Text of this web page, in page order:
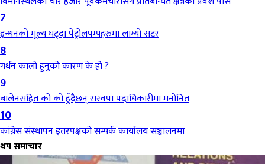
7
इन्धनको मूल्य घट्दा पेट्रोलपम्पहरुमा लाग्यो सटर
8
गर्धन कालो हुनुको कारण के हो ?
9
बालेनसहित को को हुँदैछन् रास्वपा पदाधिकारीमा मनोनित
10
कांग्रेस संस्थापन इतरपक्षको सम्पर्क कार्यालय सञ्चालनमा
थप समाचार